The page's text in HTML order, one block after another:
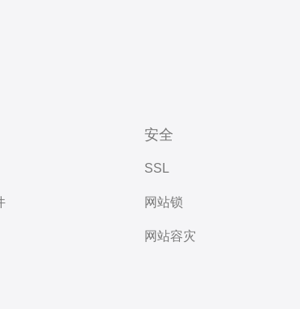
安全
SSL
网站锁
网站容灾